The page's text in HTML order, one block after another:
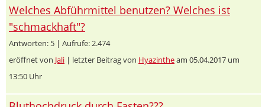
Welches Abführmittel benutzen? Welches ist
"schmackhaft"?
Antworten: 5 | Aufrufe: 2.474
eröffnet von Jali | letzter Beitrag von Hyazintheam 05.04.2017 um
13:50 Uhr